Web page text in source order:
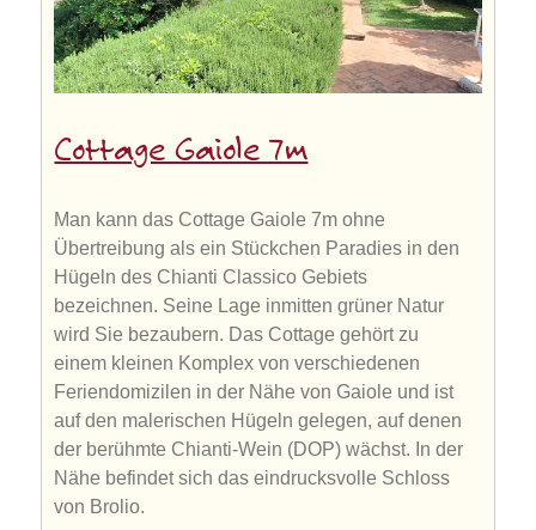
Cottage Gaiole 7m
Man kann das Cottage Gaiole 7m ohne
Übertreibung als ein Stückchen Paradies in den
Hügeln des Chianti Classico Gebiets
bezeichnen. Seine Lage inmitten grüner Natur
wird Sie bezaubern. Das Cottage gehört zu
einem kleinen Komplex von verschiedenen
Feriendomizilen in der Nähe von Gaiole und ist
auf den malerischen Hügeln gelegen, auf denen
der berühmte Chianti-Wein (DOP) wächst. In der
Nähe befindet sich das eindrucksvolle Schloss
von Brolio.